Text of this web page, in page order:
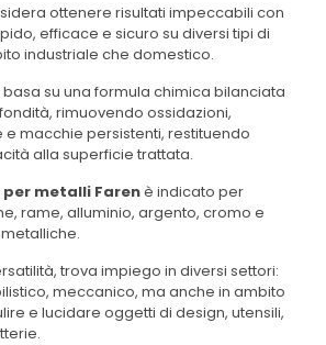
ottenere risultati impeccabili con
efficace e sicuro su diversi tipi di
industriale che domestico.
basa su una formula chimica bilanciata
rimuovendo ossidazioni,
macchie persistenti, restituendo
alla superficie trattata.
metalli Farenè indicato per
rame, alluminio, argento, cromo e
trova impiego in diversi settori:
meccanico, ma anche in ambito
e lucidare oggetti di design, utensili,